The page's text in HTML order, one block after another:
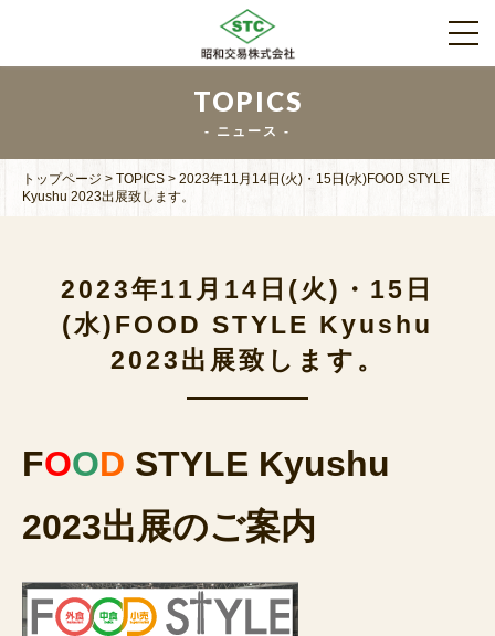
TOPICS
ニュース
トップページ > TOPICS > 2023年11月14日(火)・15日(水)FOOD STYLE
Kyushu 2023出展致します。
2023年11月14日(火)・15日
(水)FOOD STYLE Kyushu
2023出展致します。
FOOD STYLE Kyushu
2023出展のご案内